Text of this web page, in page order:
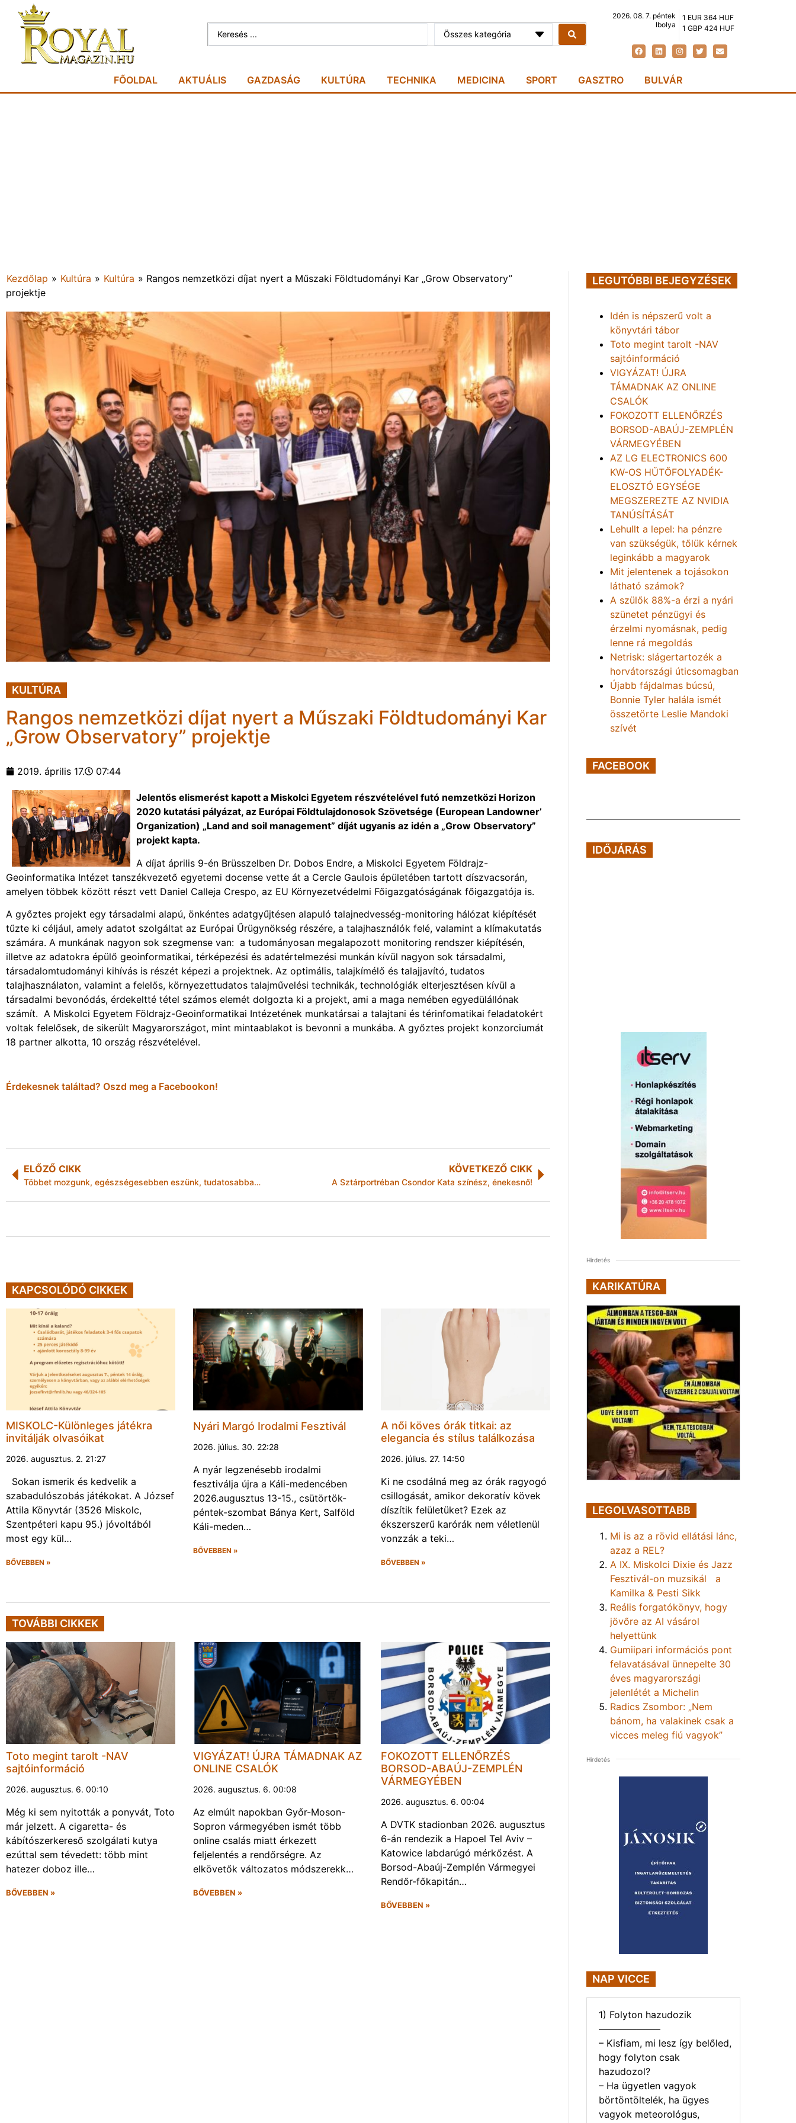
Összes kategória
2026. 08. 7. péntek
Ibolya
1 EUR 364 HUF
1 GBP 424 HUF
FŐOLDAL AKTUÁLIS GAZDASÁG KULTÚRA TECHNIKA MEDICINA SPORT GASZTRO BULVÁR
Kezdőlap » Kultúra » Kultúra » Rangos nemzetközi díjat nyert a Műszaki Földtudományi Kar „Grow Observatory”
projektje
KULTÚRA
Rangos nemzetközi díjat nyert a Műszaki Földtudományi Kar
„Grow Observatory” projektje
2019. április 17. 07:44
Jelentős elismerést kapott a Miskolci Egyetem részvételével futó nemzetközi Horizon
2020 kutatási pályázat, az Európai Földtulajdonosok Szövetsége (European Landowner’
Organization) „Land and soil management” díját ugyanis az idén a „Grow Observatory”
projekt kapta.
A díjat április 9-én Brüsszelben Dr. Dobos Endre, a Miskolci Egyetem Földrajz-
Geoinformatika Intézet tanszékvezető egyetemi docense vette át a Cercle Gaulois épületében tartott díszvacsorán,
amelyen többek között részt vett Daniel Calleja Crespo, az EU Környezetvédelmi Főigazgatóságának főigazgatója is.
A győztes projekt egy társadalmi alapú, önkéntes adatgyűjtésen alapuló talajnedvesség-monitoring hálózat kiépítését
tűzte ki céljául, amely adatot szolgáltat az Európai Űrügynökség részére, a talajhasználók felé, valamint a klímakutatás
számára. A munkának nagyon sok szegmense van: a tudományosan megalapozott monitoring rendszer kiépítésén,
illetve az adatokra épülő geoinformatikai, térképezési és adatértelmezési munkán kívül nagyon sok társadalmi,
társadalomtudományi kihívás is részét képezi a projektnek. Az optimális, talajkímélő és talajjavító, tudatos
talajhasználaton, valamint a felelős, környezettudatos talajművelési technikák, technológiák elterjesztésen kívül a
társadalmi bevonódás, érdekeltté tétel számos elemét dolgozta ki a projekt, ami a maga nemében egyedülállónak
számít. A Miskolci Egyetem Földrajz-Geoinformatikai Intézetének munkatársai a talajtani és térinfomatikai feladatokért
voltak felelősek, de sikerült Magyarországot, mint mintaablakot is bevonni a munkába. A győztes projekt konzorciumát
18 partner alkotta, 10 ország részvételével.
Érdekesnek találtad? Oszd meg a Facebookon!
ELŐZŐ CIKK
Többet mozgunk, egészségesebben eszünk, tudatosabban fogyasztunk alkoholt
KÖVETKEZŐ CIKK
A Sztárportréban Csondor Kata színész, énekesnő!
KAPCSOLÓDÓ CIKKEK
MISKOLC-Különleges játékra
invitálják olvasóikat
2026. augusztus. 2. 21:27
Sokan ismerik és kedvelik a
szabadulószobás játékokat. A József
Attila Könyvtár (3526 Miskolc,
Szentpéteri kapu 95.) jóvoltából
most egy kül…
BŐVEBBEN »
Nyári Margó Irodalmi Fesztivál
2026. július. 30. 22:28
A nyár legzenésebb irodalmi
fesztiválja újra a Káli-medencében
2026.augusztus 13-15., csütörtök-
péntek-szombat Bánya Kert, Salföld
Káli-meden…
BŐVEBBEN »
A női köves órák titkai: az
elegancia és stílus találkozása
2026. július. 27. 14:50
Ki ne csodálná meg az órák ragyogó
csillogását, amikor dekoratív kövek
díszítik felületüket? Ezek az
ékszerszerű karórák nem véletlenül
vonzzák a teki…
BŐVEBBEN »
TOVÁBBI CIKKEK
Toto megint tarolt -NAV
sajtóinformáció
2026. augusztus. 6. 00:10
Még ki sem nyitották a ponyvát, Toto
már jelzett. A cigaretta- és
kábítószerkereső szolgálati kutya
ezúttal sem tévedett: több mint
hatezer doboz ille…
BŐVEBBEN »
VIGYÁZAT! ÚJRA TÁMADNAK AZ
ONLINE CSALÓK
2026. augusztus. 6. 00:08
Az elmúlt napokban Győr-Moson-
Sopron vármegyében ismét több
online csalás miatt érkezett
feljelentés a rendőrségre. Az
elkövetők változatos módszerekk…
BŐVEBBEN »
FOKOZOTT ELLENŐRZÉS
BORSOD-ABAÚJ-ZEMPLÉN
VÁRMEGYÉBEN
2026. augusztus. 6. 00:04
A DVTK stadionban 2026. augusztus
6-án rendezik a Hapoel Tel Aviv –
Katowice labdarúgó mérkőzést. A
Borsod-Abaúj-Zemplén Vármegyei
Rendőr-főkapitán…
BŐVEBBEN »
LEGUTÓBBI BEJEGYZÉSEK
Idén is népszerű volt a
könyvtári tábor
Toto megint tarolt -NAV
sajtóinformáció
VIGYÁZAT! ÚJRA
TÁMADNAK AZ ONLINE
CSALÓK
FOKOZOTT ELLENŐRZÉS
BORSOD-ABAÚJ-ZEMPLÉN
VÁRMEGYÉBEN
AZ LG ELECTRONICS 600
KW-OS HŰTŐFOLYADÉK-
ELOSZTÓ EGYSÉGE
MEGSZEREZTE AZ NVIDIA
TANÚSÍTÁSÁT
Lehullt a lepel: ha pénzre
van szükségük, tőlük kérnek
leginkább a magyarok
Mit jelentenek a tojásokon
látható számok?
A szülők 88%-a érzi a nyári
szünetet pénzügyi és
érzelmi nyomásnak, pedig
lenne rá megoldás
Netrisk: slágertartozék a
horvátországi úticsomagban
Újabb fájdalmas búcsú,
Bonnie Tyler halála ismét
összetörte Leslie Mandoki
szívét
FACEBOOK
IDŐJÁRÁS
Hirdetés
KARIKATÚRA
LEGOLVASOTTABB
Mi is az a rövid ellátási lánc,
azaz a REL?
A IX. Miskolci Dixie és Jazz
Fesztivál-on muzsikál a
Kamilka & Pesti Sikk
Reális forgatókönyv, hogy
jövőre az AI vásárol
helyettünk
Gumiipari információs pont
felavatásával ünnepelte 30
éves magyarországi
jelenlétét a Michelin
Radics Zsombor: „Nem
bánom, ha valakinek csak a
vicces meleg fiú vagyok”
Hirdetés
NAP VICCE
1) Folyton hazudozik
——————–
– Kisfiam, mi lesz így belőled,
hogy folyton csak
hazudozol?
– Ha ügyetlen vagyok
börtöntöltelék, ha ügyes
vagyok meteorológus,